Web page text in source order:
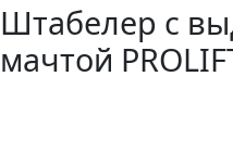
Штабелер с
мачтой